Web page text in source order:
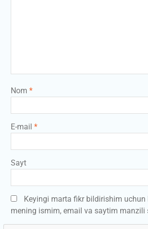
Nom *
E-mail *
Sayt
Keyingi marta fikr bildirishim uchun
mening ismim, email va saytim manzili